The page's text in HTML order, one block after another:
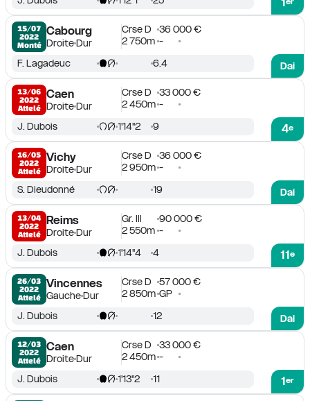
15/07
2022
Monté
Cabourg
DroiteDur
Crse D
36 000 €
2 750m -
Dai
F. Lagadeuc 6.4
13/06
2022
Attelé
Caen
DroiteDur
Crse D
33 000 €
2 450m -
4e
J. Dubois 1'14''2 9
16/05
2022
Attelé
Vichy
DroiteDur
Crse D
36 000 €
2 950m -
Dai
S. Dieudonné 19
13/04
2022
Attelé
Reims
DroiteDur
Gr. III
90 000 €
2 550m -
11e
J. Dubois 1'14''4 4
26/03
2022
Attelé
Vincennes
GaucheDur
Crse D
57 000 €
2 850m GP
Dai
J. Dubois 12
12/03
2022
Attelé
Caen
DroiteDur
Crse D
33 000 €
2 450m -
1er
J. Dubois 1'13''2 11